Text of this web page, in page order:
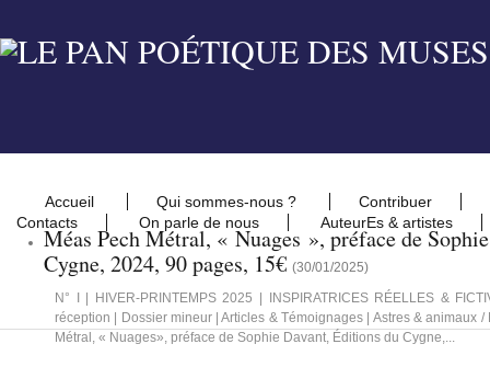
Accueil Qui sommes-nous ?
Contribuer
Contacts
On parle de nous AuteurEs & artistes
Méas Pech Métral, « Nuages », préface de
Cygne, 2024, 90 pages, 15€ (30/01/2025)
N° I | HIVER-PRINTEMPS 2025 | INSPIRATRICES RÉELLES &
réception | Dossier mineur | Articles & Témoignages | Astres & animaux
Métral, « Nuages», préface de Sophie Davant, Éditions du Cygne,...